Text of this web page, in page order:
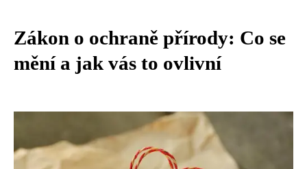
Zákon o ochraně přírody: Co se
mění a jak vás to ovlivní